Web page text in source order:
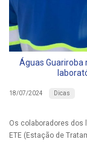
Águas
18/07/2024 Dicas
Os colaboradores dos
ETE (Estação de